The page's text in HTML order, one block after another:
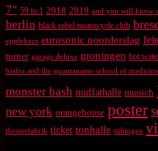
7" 59 to 1 2018 2019 and you will know
berlin black rebel motorcycle club
epplehaus eurosonic noorderslag
turner garage deluxe groningen hot
biafra and the guantanamo school of medicine
monster bash muffathalle munich
new york orangehouse poster
theaterfabrik ticket tonhalle tübingen